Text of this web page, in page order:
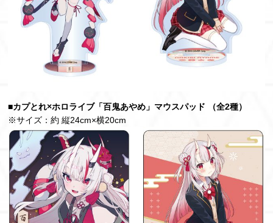
■カプとれ×ホロライブ「百鬼あやめ」マウスパッド （全2種）
※サイズ：約 縦24cm×横20cm